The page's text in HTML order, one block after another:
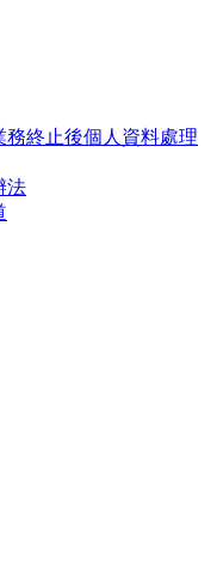
終止後個人資料處理
法